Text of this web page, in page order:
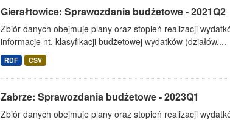
Gierałtowice: Sprawozdania budżetowe - 2021Q2
Zbiór danych obejmuje plany oraz stopień realizacji
informacje nt. klasyfikacji budżetowej wydatków (działów,...
RDF CSV
Zabrze: Sprawozdania budżetowe - 2023Q1
Zbiór danych obejmuje plany oraz stopień realizacji